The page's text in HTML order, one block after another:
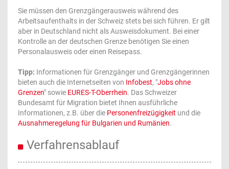
Sie müssen den Grenzgängerausweis während des
Arbeitsaufenthalts in der Schweiz stets bei sich führen. Er gilt
aber in Deutschland nicht als Ausweisdokument. Bei einer
Kontrolle an der deutschen Grenze benötigen Sie einen
Personalausweis oder einen Reisepass.
Tipp: Informationen für Grenzgänger und Grenzgängerinnen
bieten auch die Internetseiten von Infobest, "Jobs ohne
Grenzen" sowie EURES-T-Oberrhein. Das Schweizer
Bundesamt für Migration bietet Ihnen ausführliche
Informationen, z.B. über die Personenfreizügigkeit und die
Ausnahmeregelung für Bulgarien und Rumänien.
Verfahrensablauf